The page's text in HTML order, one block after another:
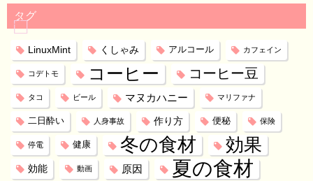
タグ
LinuxMint くしゃみ アルコール カフェイン
コデトモ コーヒー コーヒー豆
タコ ビール マヌカハニー マリファナ
二日酔い 人身事故 作り方 便秘 保険
停電 健康 冬の食材 効果
効能 動画 原因 夏の食材